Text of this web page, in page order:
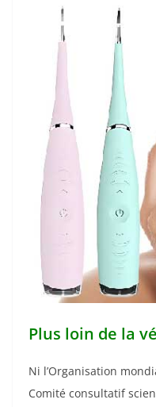
Plus loin de la
Ni l’Organisation
Comité consultatif